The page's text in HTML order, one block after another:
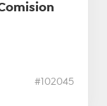
#102045